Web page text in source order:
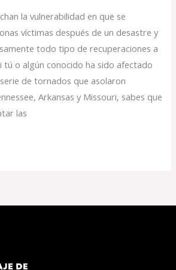
la vulnerabilidad en que se
víctimas después de un desastre y
todo tipo de recuperaciones a
tú o algún conocido ha sido afectado
de tornados que asolaron
Arkansas y Missouri, sabes que
las